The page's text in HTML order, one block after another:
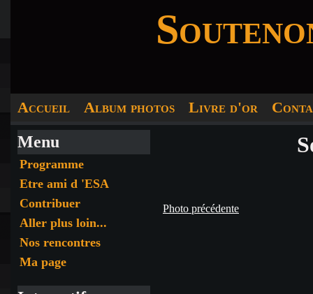
Accueil Album photos Livre d'or
Menu
Programme
Etre ami d 'ESA
Contribuer
Aller plus loin...
Nos rencontres
Ma page
Photo précédente